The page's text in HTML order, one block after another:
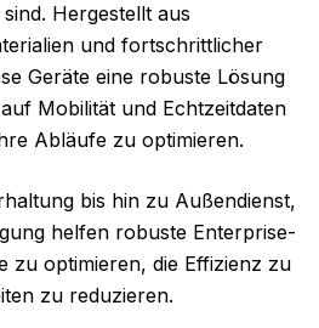
Hergestellt aus
und fortschrittlicher
Geräte eine robuste Lösung
Mobilität und Echtzeitdaten
Abläufe zu optimieren.
bis hin zu Außendienst,
helfen robuste Enterprise-
zu optimieren, die Effizienz zu
zu reduzieren.